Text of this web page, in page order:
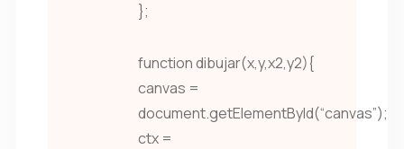
};
function dibujar(x,y,x2,y2){
canvas =
document.getElementById(“canvas”);
ctx =